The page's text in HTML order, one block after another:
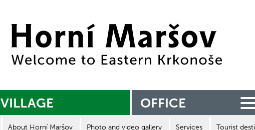
Zpět na titulní stranu
VILLAGE OFFICE
About Horní Maršov Photo and video gallery Services Tourist